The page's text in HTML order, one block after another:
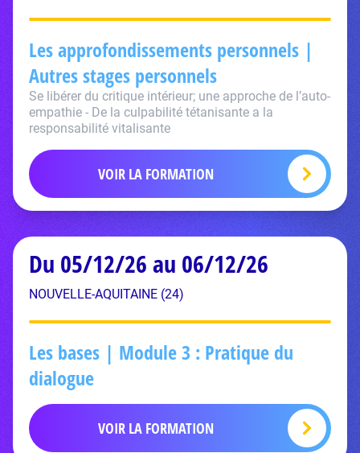
Les approfondissements personnels |
Autres stages personnels
Se libérer du critique intérieur; une approche de l’auto-
empathie - De la culpabilité tétanisante a la
responsabilité vitalisante
VOIR LA FORMATION
Du 05/12/26 au 06/12/26
NOUVELLE-AQUITAINE (24)
Les bases | Module 3 : Pratique du
dialogue
VOIR LA FORMATION